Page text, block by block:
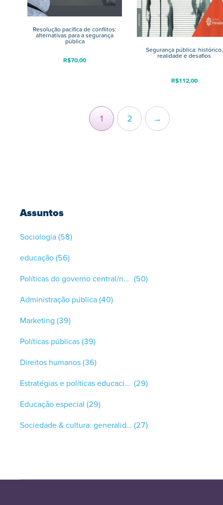
Assuntos
Sociologia(58)
educação(56)
Políticas do governo central/nacional/federal (50)
Administração pública(40)
Marketing (39)
Políticas públicas(39)
Direitos humanos(36)
Estratégias e políticas educacionais (29)
Educação especial (29)
Sociedade & cultura: generalidades (27)
Resolução pacífica de conflitos:
alternativas para a segurança
pública
R$70,00
Segurança pública: histórico,
realidade e desafios
R$112,00
1 2 →